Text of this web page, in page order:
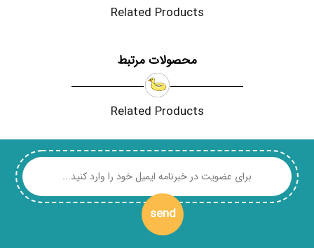
Related Products
محصولات مرتبط
Related Products
send